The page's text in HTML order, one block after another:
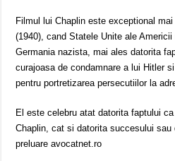
Filmul lui Chaplin este exceptional
(1940), cand Statele Unite ale
Germania nazista, mai ales datorita
curajoasa de condamnare a lui Hitler
pentru portretizarea persecutiilor la
El este celebru atat datorita faptului
Chaplin, cat si datorita succesului sau
preluare avocatnet.ro